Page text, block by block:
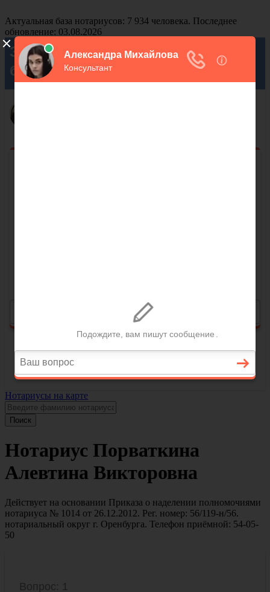
Актуальная база нотариусов: 7 934 человека. Последнее
обновление: 03.08.2026
Нотариусы на карте
Поиск
Нотариус Порваткина
Алевтина Викторовна
Действует на основании Приказа о наделении полномочиями
нотариуса № 1014 от 26.12.2012. Рег. номер: 56/119-н/56.
нотариальный округ г. Оренбурга. Телефон приёмной: 54-05-
50